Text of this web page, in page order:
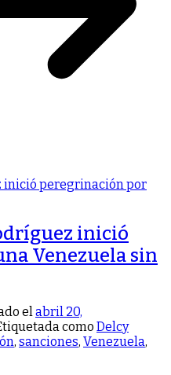
inició
Venezuela sin
elabril 20,
como Delcy
, sanciones, Venezuela,